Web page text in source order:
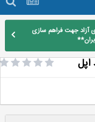
جهت فراهم سازی